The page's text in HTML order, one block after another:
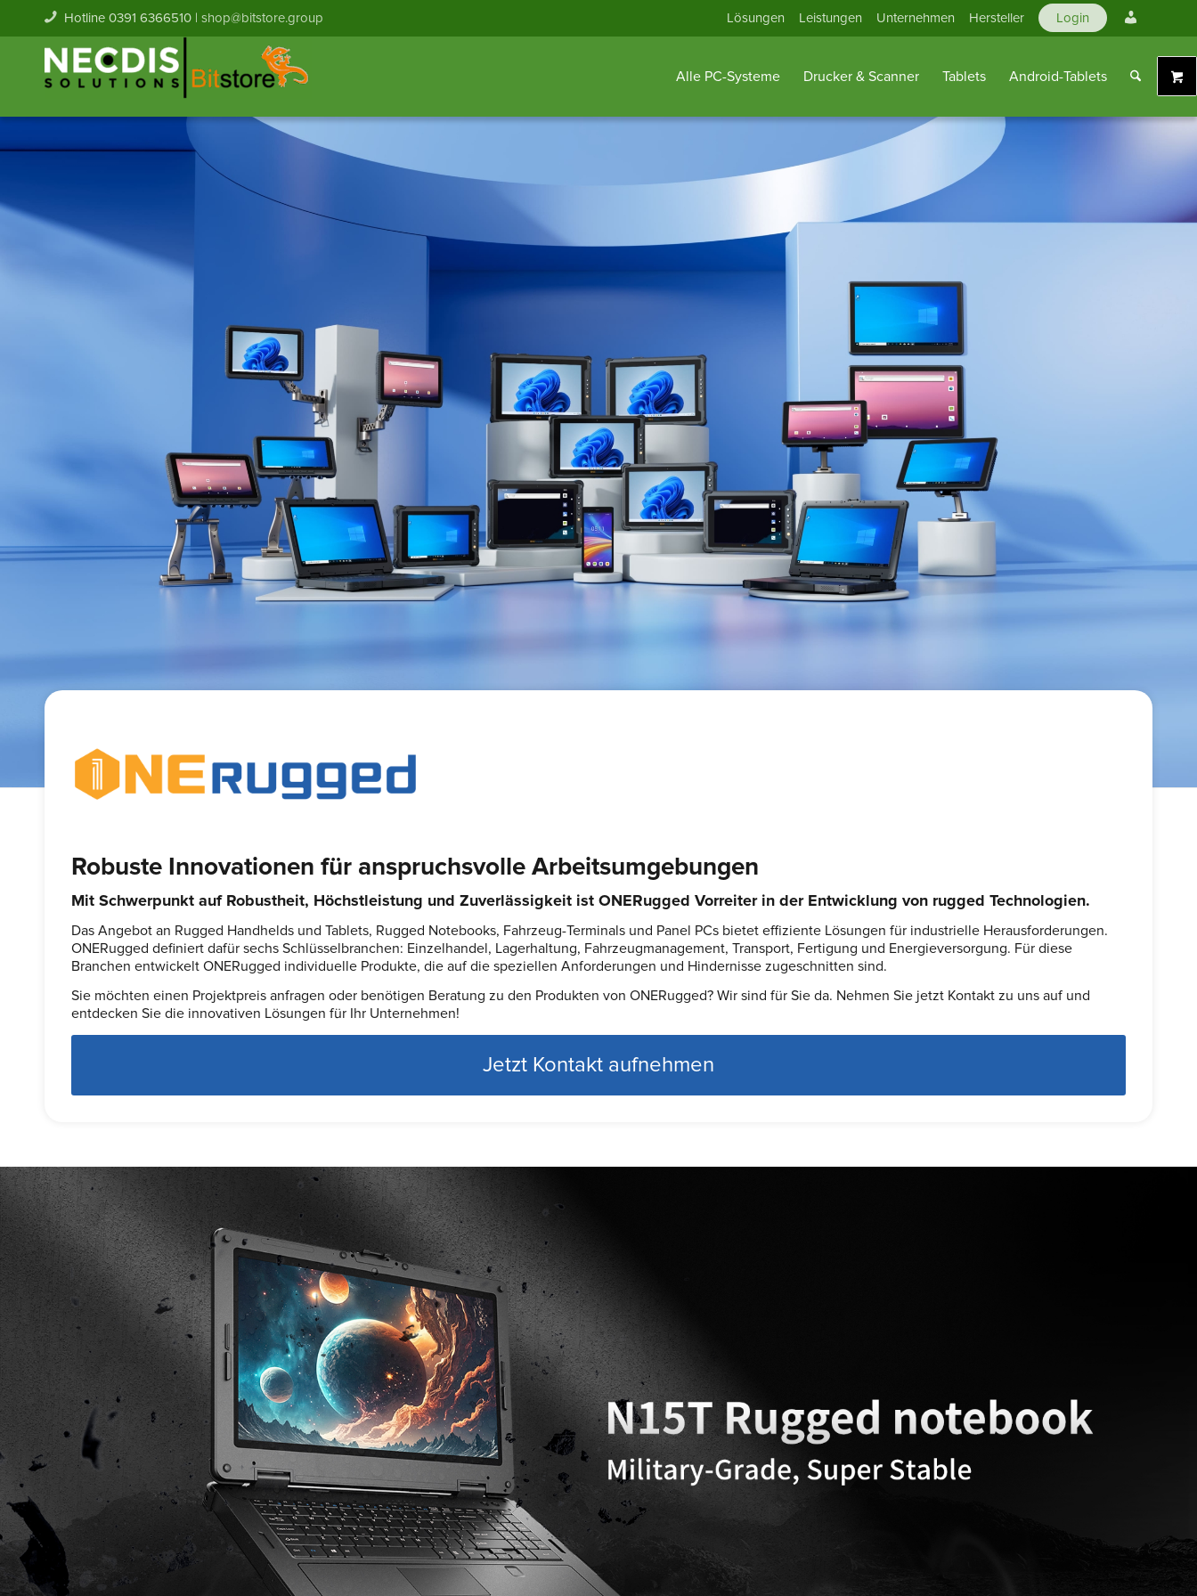
Lösungen Leistungen Unternehmen Hersteller Login
Konto
Hotline 0391 6366510 | shop@bitstore.group
Alle PC-Systeme Drucker & Scanner Tablets Android-Tablets
Robuste Innovationen für anspruchsvolle Arbeitsumgebungen
Mit Schwerpunkt auf Robustheit, Höchstleistung und Zuverlässigkeit ist ONERugged Vorreiter in der Entwicklung von rugged Technologien.
Das Angebot an Rugged Handhelds und Tablets, Rugged Notebooks, Fahrzeug-Terminals und Panel PCs bietet effiziente Lösungen für industrielle Herausforderungen.
ONERugged definiert dafür sechs Schlüsselbranchen: Einzelhandel, Lagerhaltung, Fahrzeugmanagement, Transport, Fertigung und Energieversorgung. Für diese
Branchen entwickelt ONERugged individuelle Produkte, die auf die speziellen Anforderungen und Hindernisse zugeschnitten sind.
Sie möchten einen Projektpreis anfragen oder benötigen Beratung zu den Produkten von ONERugged? Wir sind für Sie da. Nehmen Sie jetzt Kontakt zu uns auf und
entdecken Sie die innovativen Lösungen für Ihr Unternehmen!
Jetzt Kontakt aufnehmen